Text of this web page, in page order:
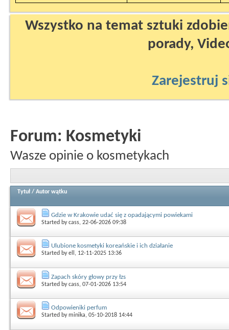
Wszystko na temat sztuki
porady,
Zarejestruj
Forum: Kosmetyki
Wasze opinie o kosmetykach
Tytuł / Autor wątku
Gdzie w Krakowie udać się z opadającymi powiekami
Started bycass, 22-06-2026 09:38
Ulubione kosmetyki koreańskie i ich działanie
Started byell , 12-11-2025 13:36
Zapach skóry głowy przy łzs
Started bycass, 07-01-2026 13:54
Odpowieniki perfum
Started byminika, 05-10-2018 14:44